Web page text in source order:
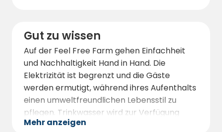
Feuersteinmine Krzemionki
UNESCO-Weltkulturerbe gehört.
Kunstliebhaber werden in den nahe
gelegenen Dörfern Galerien und Geschäfte
für Volkskunst entdecken.
Und wenn Sie zum Bauernhof zurückkehren,
erwarten Sie ein Lagerfeuer, lokaler Wein
und ein Himmel voller Sterne.
Gut zu wissen
Auf der Feel Free Farm gehen Einfachheit
und Nachhaltigkeit Hand in Hand. Die
Elektrizität ist begrenzt und die Gäste
werden ermutigt, während ihres Aufenthalts
einen umweltfreundlichen Lebensstil zu
pflegen. Trinkwasser wird zur Verfügung
gestellt und grundlegende Dinge können vor
Mehr anzeigen